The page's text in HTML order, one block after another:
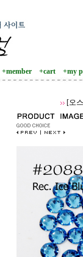
+member +cart +my
[오